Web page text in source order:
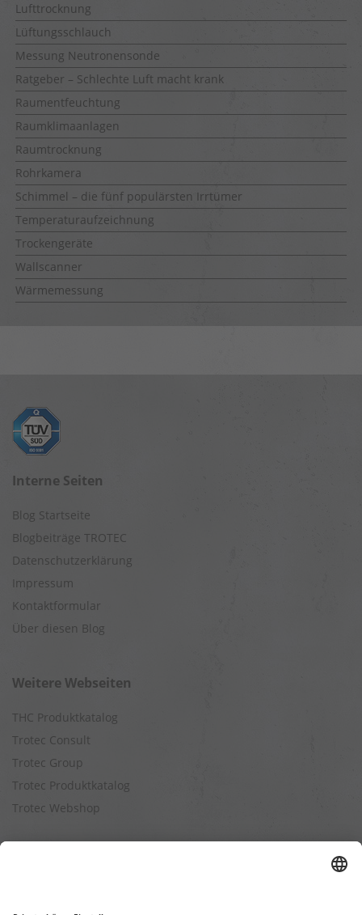
Lufttrocknung
Lüftungsschlauch
Messung Neutronensonde
Ratgeber – Schlechte Luft macht krank
Raumentfeuchtung
Raumklimaanlagen
Raumtrocknung
Rohrkamera
Schimmel – die fünf populärsten Irrtümer
Temperaturaufzeichnung
Trockengeräte
Wallscanner
Wärmemessung
Interne Seiten
Blog Startseite
Blogbeiträge TROTEC
Datenschutzerklärung
Impressum
Kontaktformular
Über diesen Blog
Weitere Webseiten
THC Produktkatalog
Trotec Consult
Trotec Group
Trotec Produktkatalog
Trotec Webshop